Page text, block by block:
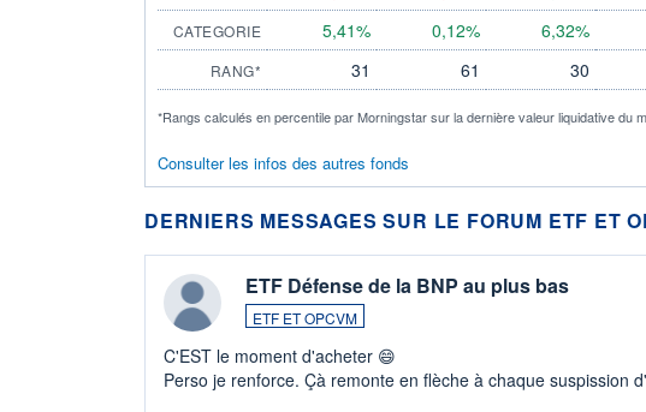
CATEGORIE 5,41% 0,12% 6,32%
RANG* 31 61 30
*Rangs calculés en percentile par Morningstar sur la dernière valeur liquidative du
Consulter les infos des autres fonds
DERNIERS MESSAGES SUR LE FORUM ETF ET
ETF Défense de la BNP au plus bas
ETF ET OPCVM
C'EST le moment d'acheter 😄​
Perso je renforce. Çà remonte en flèche à chaque